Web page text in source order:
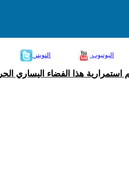
التويتر اليوتيوب
هذا الفضاء اليساري الحر